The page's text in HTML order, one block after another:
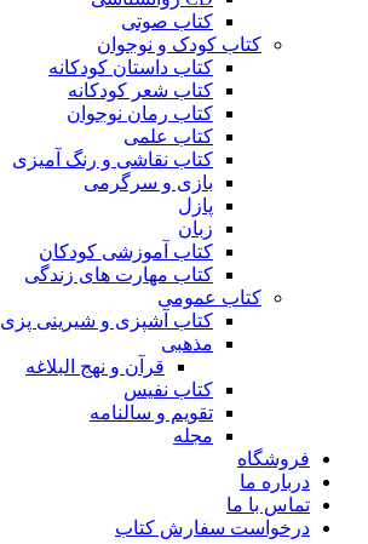
کتاب صوتی
کتاب کودک و نوجوان
کتاب داستان کودکانه
کتاب شعر کودکانه
کتاب رمان نوجوان
کتاب علمی
کتاب نقاشی و رنگ آمیزی
بازی و سرگرمی
پازل
زبان
کتاب آموزشی کودکان
کتاب مهارت های زندگی
کتاب عمومی
کتاب آشپزی و شیرینی پزی
مذهبی
قرآن و نهج البلاغه
کتاب نفیس
تقویم و سالنامه
مجله
فروشگاه
درباره ما
تماس با ما
درخواست سفارش کتاب